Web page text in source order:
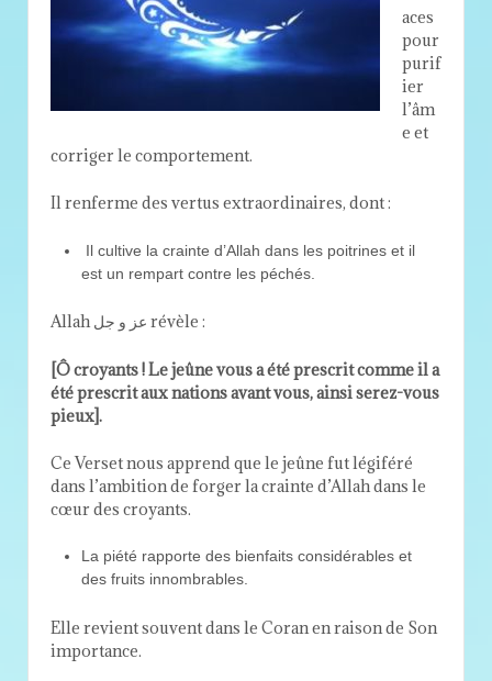
aces
pour
purif
ier
l’âm
e et
corriger le comportement.
Il renferme des vertus extraordinaires, dont :
Il cultive la crainte d’Allah dans les poitrines et il
est un rempart contre les péchés.
Allah عز و جل révèle :
[Ô croyants ! Le jeûne vous a été prescrit comme il a
été prescrit aux nations avant vous, ainsi serez-vous
pieux].
Ce Verset nous apprend que le jeûne fut légiféré
dans l’ambition de forger la crainte d’Allah dans le
cœur des croyants.
La piété rapporte des bienfaits considérables et
des fruits innombrables.
Elle revient souvent dans le Coran en raison de Son
importance.